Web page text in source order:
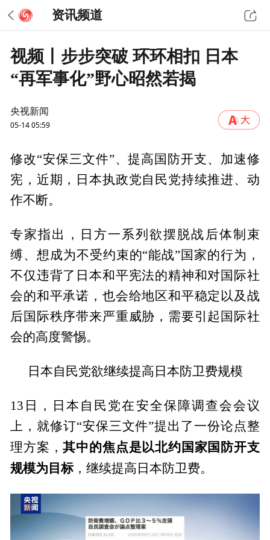
资讯频道
视频丨步步突破 环环相扣 日本
“再军事化”野心昭然若揭
央视新闻
05-14 05:59
修改“安保三文件”、提高国防开支、加速修
宪，近期，日本执政党自民党持续推进、动
作不断。
专家指出，日方一系列欲摆脱战后体制束
缚、想成为不受约束的“能战”国家的行为，
不仅违背了日本和平宪法的精神和对国际社
会的和平承诺，也会给地区和平稳定以及战
后国际秩序带来严重威胁，需要引起国际社
会的高度警惕。
日本自民党欲继续提高日本防卫费规模
13日，日本自民党在安全保障调查会会议
上，就修订“安保三文件”提出了一份论点整
理方案，其中的焦点是以北约国家国防开支
规模为目标，继续提高日本防卫费。